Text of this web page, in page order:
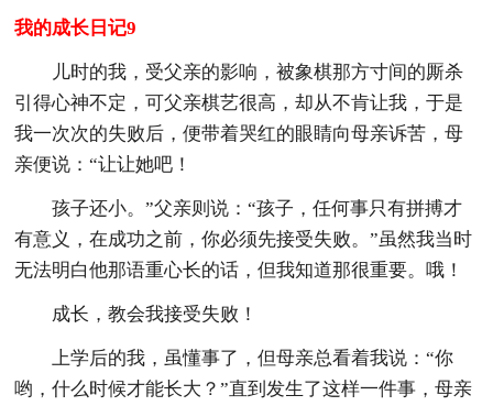
我的成长日记9
儿时的我，受父亲的影响，被象棋那方寸间的厮杀
引得心神不定，可父亲棋艺很高，却从不肯让我，于是
我一次次的失败后，便带着哭红的眼睛向母亲诉苦，母
亲便说：“让让她吧！
孩子还小。”父亲则说：“孩子，任何事只有拼搏才
有意义，在成功之前，你必须先接受失败。”虽然我当时
无法明白他那语重心长的话，但我知道那很重要。哦！
成长，教会我接受失败！
上学后的我，虽懂事了，但母亲总看着我说：“你
哟，什么时候才能长大？”直到发生了这样一件事，母亲